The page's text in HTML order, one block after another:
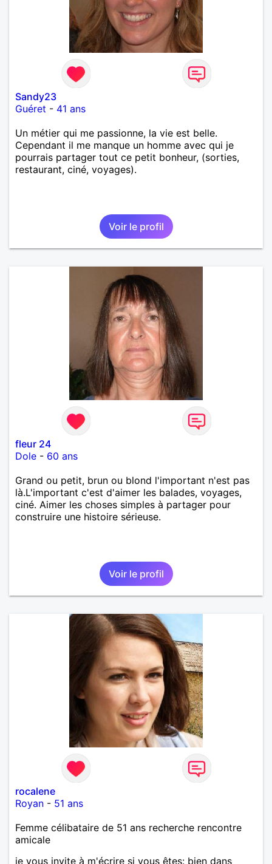
Sandy23
Guéret - 41 ans
Un métier qui me passionne, la vie est belle.
Cependant il me manque un homme avec qui je
pourrais partager tout ce petit bonheur, (sorties,
restaurant, ciné, voyages).
Voir le profil
fleur 24
Dole - 60 ans
Grand ou petit, brun ou blond l'important n'est pas
là.L'important c'est d'aimer les balades, voyages,
ciné. Aimer les choses simples à partager pour
construire une histoire sérieuse.
Voir le profil
rocalene
Royan - 51 ans
Femme célibataire de 51 ans recherche rencontre
amicale
je vous invite à m'écrire si vous êtes: bien dans